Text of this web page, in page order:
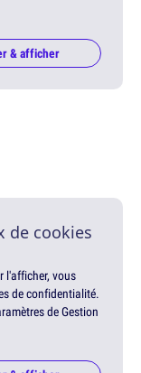
& afficher
de cookies
l'afficher, vous
de confidentialité.
de Gestion